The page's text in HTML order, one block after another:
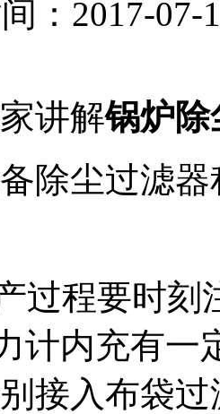
：2017-07-
讲解锅炉除
除尘过滤
程要时刻
计内充有一
接入布袋